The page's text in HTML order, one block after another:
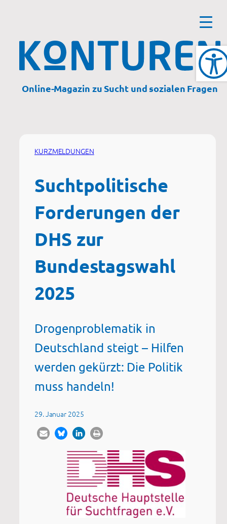
Online-Magazin zu Sucht und sozialen Fragen
KURZMELDUNGEN
Suchtpolitische
Forderungen der
DHS zur
Bundestagswahl
2025
Drogenproblematik in
Deutschland steigt – Hilfen
werden gekürzt: Die Politik
muss handeln!
29. Januar 2025